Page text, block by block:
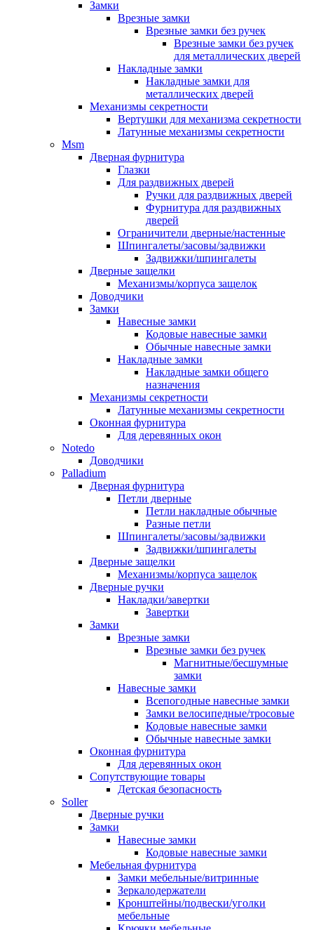
Замки
Врезные замки
Врезные замки без ручек
Врезные замки без ручек
для металлических дверей
Накладные замки
Накладные замки для
металлических дверей
Механизмы секретности
Вертушки для механизма секретности
Латунные механизмы секретности
Msm
Дверная фурнитура
Глазки
Для раздвижных дверей
Ручки для раздвижных дверей
Фурнитура для раздвижных
дверей
Ограничители дверные/настенные
Шпингалеты/засовы/задвижки
Задвижки/шпингалеты
Дверные защелки
Механизмы/корпуса защелок
Доводчики
Замки
Навесные замки
Кодовые навесные замки
Обычные навесные замки
Накладные замки
Накладные замки общего
назначения
Механизмы секретности
Латунные механизмы секретности
Оконная фурнитура
Для деревянных окон
Notedo
Доводчики
Palladium
Дверная фурнитура
Петли дверные
Петли накладные обычные
Разные петли
Шпингалеты/засовы/задвижки
Задвижки/шпингалеты
Дверные защелки
Механизмы/корпуса защелок
Дверные ручки
Накладки/завертки
Завертки
Замки
Врезные замки
Врезные замки без ручек
Магнитные/бесшумные
замки
Навесные замки
Всепогодные навесные замки
Замки велосипедные/тросовые
Кодовые навесные замки
Обычные навесные замки
Оконная фурнитура
Для деревянных окон
Сопутствующие товары
Детская безопасность
Soller
Дверные ручки
Замки
Навесные замки
Кодовые навесные замки
Мебельная фурнитура
Замки мебельные/витринные
Зеркалодержатели
Кронштейны/подвески/уголки
мебельные